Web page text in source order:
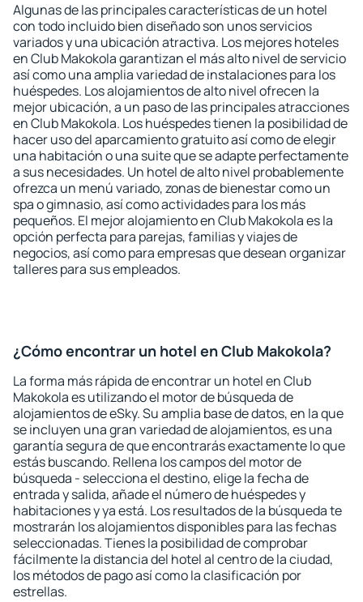
Algunas de las principales características de un hotel
con todo incluido bien diseñado son unos servicios
variados y una ubicación atractiva. Los mejores hoteles
en Club Makokola garantizan el más alto nivel de servicio
así como una amplia variedad de instalaciones para los
huéspedes. Los alojamientos de alto nivel ofrecen la
mejor ubicación, a un paso de las principales atracciones
en Club Makokola. Los huéspedes tienen la posibilidad de
hacer uso del aparcamiento gratuito así como de elegir
una habitación o una suite que se adapte perfectamente
a sus necesidades. Un hotel de alto nivel probablemente
ofrezca un menú variado, zonas de bienestar como un
spa o gimnasio, así como actividades para los más
pequeños. El mejor alojamiento en Club Makokola es la
opción perfecta para parejas, familias y viajes de
negocios, así como para empresas que desean organizar
talleres para sus empleados.
¿Cómo encontrar un hotel en Club Makokola?
La forma más rápida de encontrar un hotel en Club
Makokola es utilizando el motor de búsqueda de
alojamientos de eSky. Su amplia base de datos, en la que
se incluyen una gran variedad de alojamientos, es una
garantía segura de que encontrarás exactamente lo que
estás buscando. Rellena los campos del motor de
búsqueda - selecciona el destino, elige la fecha de
entrada y salida, añade el número de huéspedes y
habitaciones y ya está. Los resultados de la búsqueda te
mostrarán los alojamientos disponibles para las fechas
seleccionadas. Tienes la posibilidad de comprobar
fácilmente la distancia del hotel al centro de la ciudad,
los métodos de pago así como la clasificación por
estrellas.